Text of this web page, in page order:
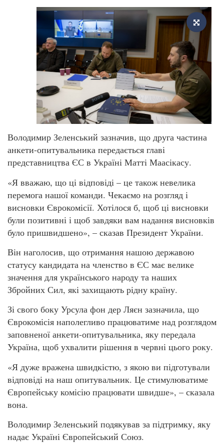
Володимир Зеленський зазначив, що друга частина
анкети-опитувальника передається главі
представництва ЄС в Україні Матті Маасікасу.
«Я вважаю, що ці відповіді – це також невелика
перемога нашої команди. Чекаємо на розгляд і
висновки Єврокомісії. Хотілося б, щоб ці висновки
були позитивні і щоб завдяки вам надання висновків
було пришвидшено», – сказав Президент України.
Він наголосив, що отримання нашою державою
статусу кандидата на членство в ЄС має велике
значення для українського народу та наших
Збройних Сил, які захищають рідну країну.
Зі свого боку Урсула фон дер Ляєн зазначила, що
Єврокомісія наполегливо працюватиме над розглядом
заповненої анкети-опитувальника, яку передала
Україна, щоб ухвалити рішення в червні цього року.
«Я дуже вражена швидкістю, з якою ви підготували
відповіді на наш опитувальник. Це стимулюватиме
Європейську комісію працювати швидше», – сказала
вона.
Володимир Зеленський подякував за підтримку, яку
надає Україні Європейський Союз.